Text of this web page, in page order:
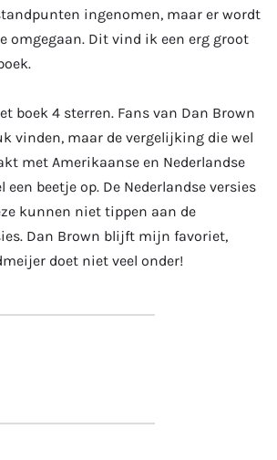
ingenomen, maar er wordt
omgegaan. Dit vind ik een erg groot
boek 4 sterren. Fans van Dan Brown
vinden, maar de vergelijking die wel
met Amerikaanse en Nederlandse
beetje op. De Nederlandse versies
kunnen niet tippen aan de
Dan Brown blijft mijn favoriet,
doet niet veel onder!